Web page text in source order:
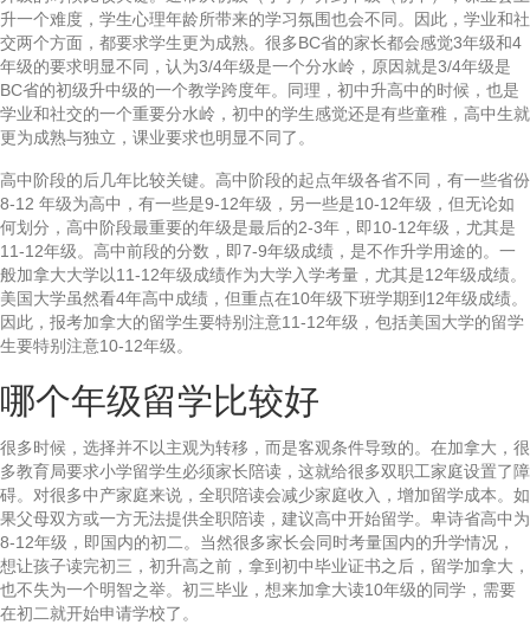
升一个难度，学生心理年龄所带来的学习氛围也会不同。因此，学业和社
交两个方面，都要求学生更为成熟。很多BC省的家长都会感觉3年级和4
年级的要求明显不同，认为3/4年级是一个分水岭，原因就是3/4年级是
BC省的初级升中级的一个教学跨度年。同理，初中升高中的时候，也是
学业和社交的一个重要分水岭，初中的学生感觉还是有些童稚，高中生就
更为成熟与独立，课业要求也明显不同了。
高中阶段的后几年比较关键。高中阶段的起点年级各省不同，有一些省份
8-12 年级为高中，有一些是9-12年级，另一些是10-12年级，但无论如
何划分，高中阶段最重要的年级是最后的2-3年，即10-12年级，尤其是
11-12年级。高中前段的分数，即7-9年级成绩，是不作升学用途的。一
般加拿大大学以11-12年级成绩作为大学入学考量，尤其是12年级成绩。
美国大学虽然看4年高中成绩，但重点在10年级下班学期到12年级成绩。
因此，报考加拿大的留学生要特别注意11-12年级，包括美国大学的留学
生要特别注意10-12年级。
哪个年级留学比较好
很多时候，选择并不以主观为转移，而是客观条件导致的。在加拿大，很
多教育局要求小学留学生必须家长陪读，这就给很多双职工家庭设置了障
碍。对很多中产家庭来说，全职陪读会减少家庭收入，增加留学成本。如
果父母双方或一方无法提供全职陪读，建议高中开始留学。卑诗省高中为
8-12年级，即国内的初二。当然很多家长会同时考量国内的升学情况，
想让孩子读完初三，初升高之前，拿到初中毕业证书之后，留学加拿大，
也不失为一个明智之举。初三毕业，想来加拿大读10年级的同学，需要
在初二就开始申请学校了。